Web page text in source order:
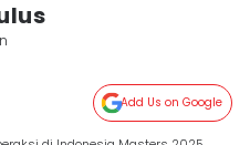
Add Us on Google